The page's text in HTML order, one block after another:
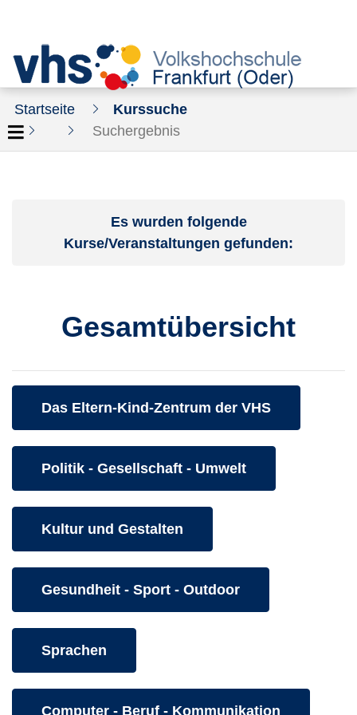
Startseite
Kurssuche
Suchergebnis
Es wurden folgende
Kurse/Veranstaltungen gefunden:
Gesamtübersicht
Kurse des folgenden Fachbereiches aufrufen:
Das Eltern-Kind-Zentrum der VHS
Kurse des folgenden Fachbereiches aufrufen:
Politik - Gesellschaft - Umwelt
Kurse des folgenden Fachbereiches aufrufen:
Kultur und Gestalten
Kurse des folgenden Fachbereiches aufrufen:
Gesundheit - Sport - Outdoor
Kurse des folgenden Fachbereiches aufrufen:
Sprachen
Kurse des folgenden Fachbereiches aufrufen:
Computer - Beruf - Kommunikation